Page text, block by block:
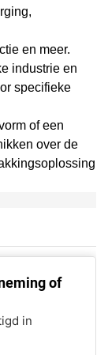
en meer.
industrie en
specifieke
of een
over de
of
in